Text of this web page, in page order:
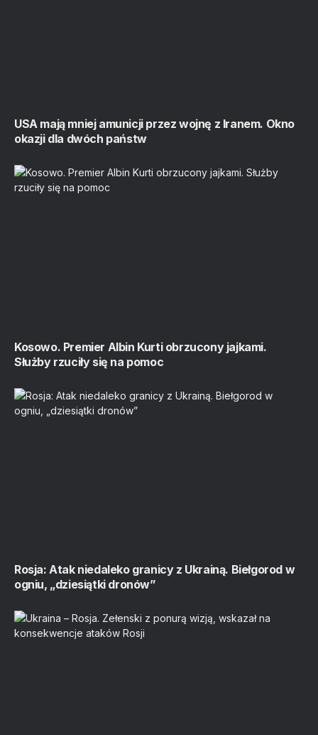
USA mają mniej amunicji przez wojnę z Iranem. Okno
okazji dla dwóch państw
Kosowo. Premier Albin Kurti obrzucony jajkami.
Służby rzuciły się na pomoc
Rosja: Atak niedaleko granicy z Ukrainą. Biełgorod w
ogniu, „dziesiątki dronów”